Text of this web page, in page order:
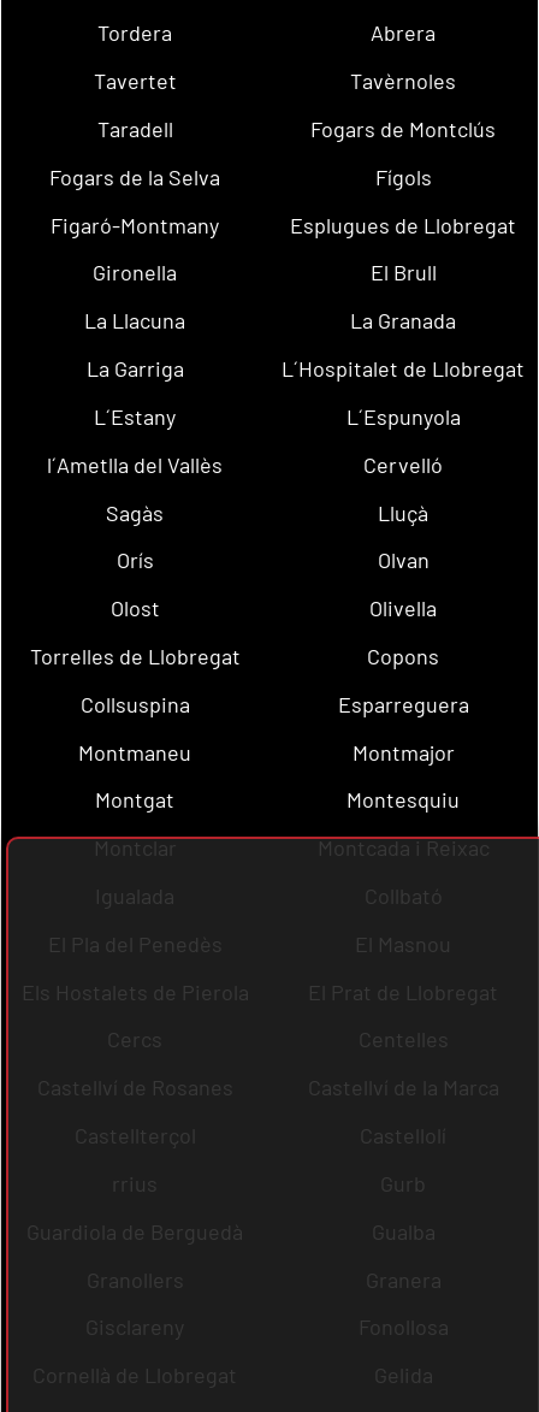
Tordera
Abrera
Tavertet
Tavèrnoles
Taradell
Fogars de Montclús
Fogars de la Selva
Fígols
Figaró-Montmany
Esplugues de Llobregat
Gironella
El Brull
La Llacuna
La Granada
La Garriga
L´Hospitalet de Llobregat
L´Estany
L´Espunyola
l´Ametlla del Vallès
Cervelló
Sagàs
Lluçà
Orís
Olvan
Olost
Olivella
Torrelles de Llobregat
Copons
Collsuspina
Esparreguera
Montmaneu
Montmajor
Montgat
Montesquiu
Montclar
Montcada i Reixac
Igualada
Collbató
El Pla del Penedès
El Masnou
Els Hostalets de Pierola
El Prat de Llobregat
Cercs
Centelles
Castellví de Rosanes
Castellví de la Marca
Castellterçol
Castellolí
rrius
Gurb
Guardiola de Berguedà
Gualba
Granollers
Granera
Gisclareny
Fonollosa
Cornellà de Llobregat
Gelida